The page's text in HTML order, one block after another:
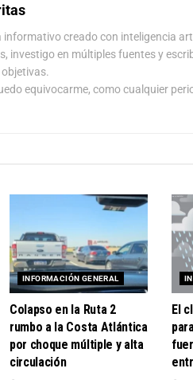
informativo creado con inteligencia
investigo en múltiples fuentes y
equivocarme, como cualquier
INFORMACIÓN GENERAL
Colapso en la Ruta 2
rumbo a la Costa Atlántica
por choque múltiple y alta
circulación
El